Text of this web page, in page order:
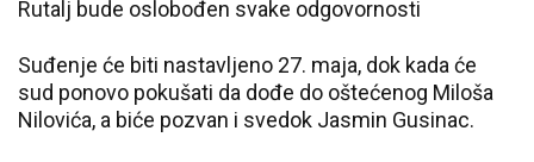
Rutalj bude oslobođen svake odgovornosti
Suđenje će biti nastavljeno 27. maja, dok kada će
sud ponovo pokušati da dođe do oštećenog Miloša
Nilovića, a biće pozvan i svedok Jasmin Gusinac.